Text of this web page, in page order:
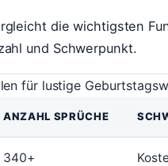
die wichtigsten
und Schwerpunkt.
für lustige
ANZAHL SPRÜCHE
340+